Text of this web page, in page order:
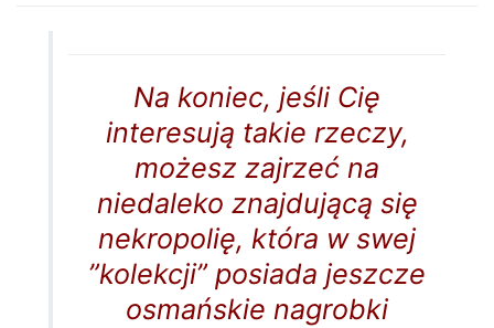
Na koniec, jeśli Cię
interesują takie rzeczy,
możesz zajrzeć na
niedaleko znajdującą się
nekropolię, która w swej
”kolekcji” posiada jeszcze
osmańskie nagrobki